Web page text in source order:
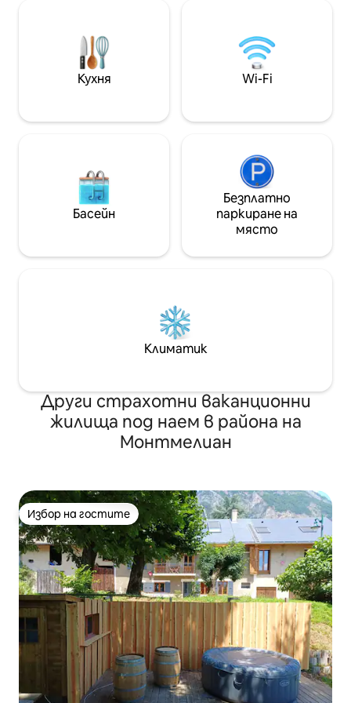
от многото съкровища на нашите
планини (гастрономически, спортни
и визуални).Кухня Wi-Fi
Басейн
Безплатно
паркиране на
място
Климатик
Други страхотни ваканционни
жилища под наем в района на
Монтмелиан
Избор на гостите
Избор на гостите